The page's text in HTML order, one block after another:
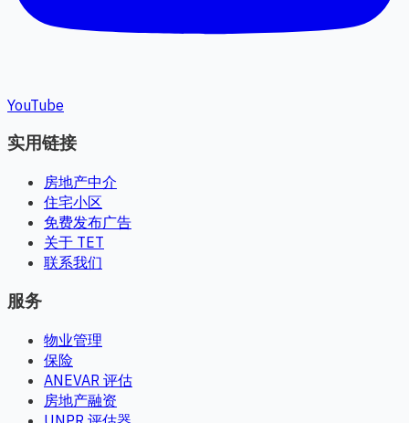
YouTube
实用链接
房地产中介
住宅小区
免费发布广告
关于 TET
联系我们
服务
物业管理
保险
ANEVAR 评估
房地产融资